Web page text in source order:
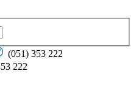
(051) 353 222
222